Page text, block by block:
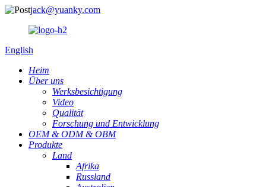
jack@yuanky.com
English
Heim
Über uns
Werksbesichtigung
Video
Qualität
Forschung und Entwicklung
OEM & ODM & OBM
Produkte
Land
Afrika
Russland